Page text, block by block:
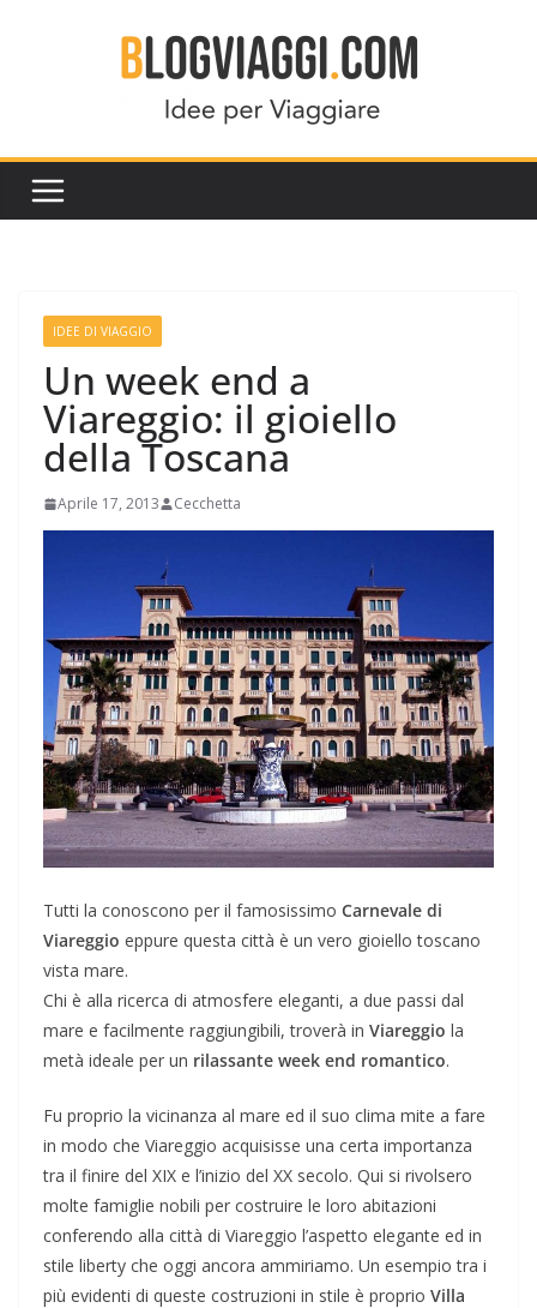
IDEE DI VIAGGIO
Un week end a
Viareggio: il gioiello
della Toscana
Aprile 17, 2013 Cecchetta
Tutti la conoscono per il famosissimo Carnevale di
Viareggio eppure questa città è un vero gioiello toscano
vista mare.
Chi è alla ricerca di atmosfere eleganti, a due passi dal
mare e facilmente raggiungibili, troverà in Viareggio la
metà ideale per un rilassante week end romantico.
Fu proprio la vicinanza al mare ed il suo clima mite a fare
in modo che Viareggio acquisisse una certa importanza
tra il finire del XIX e l’inizio del XX secolo. Qui si rivolsero
molte famiglie nobili per costruire le loro abitazioni
conferendo alla città di Viareggio l’aspetto elegante ed in
stile liberty che oggi ancora ammiriamo. Un esempio tra i
più evidenti di queste costruzioni in stile è proprio Villa